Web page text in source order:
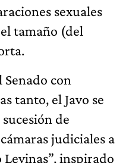
sexuales
tamaño (del
Senado con
tanto, el Javo se
de
judiciales a
inspirado